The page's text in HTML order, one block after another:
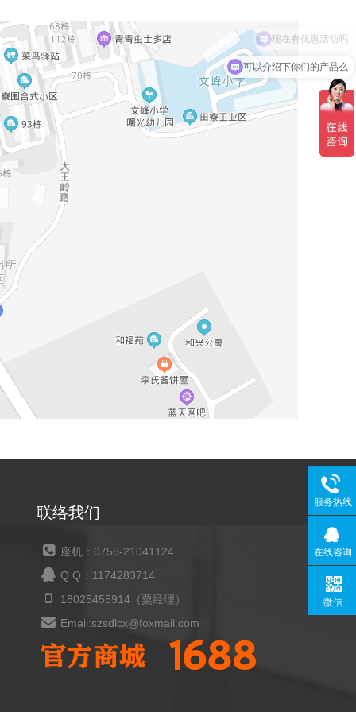
联络我们
座机：0755-21041124
Q Q：1174283714
18025455914（粟经理）
Email:szsdlcx@foxmail.com
服务热线
在线咨询
微信
可以介绍下你们的产品么